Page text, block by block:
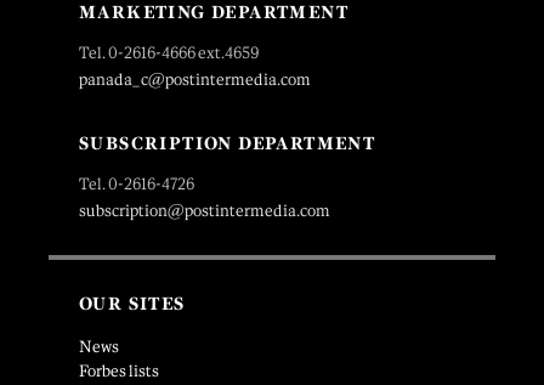
MARKETING DEPARTMENT
Tel. 0-2616-4666 ext.4659
panada_c@postintermedia.com
SUBSCRIPTION DEPARTMENT
Tel. 0-2616-4726
subscription@postintermedia.com
OUR SITES
News
Forbes lists